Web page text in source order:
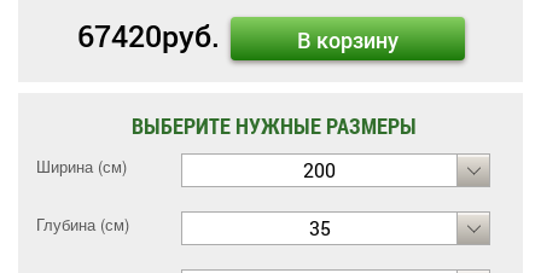
67420руб. В корзину
ВЫБЕРИТЕ НУЖНЫЕ РАЗМЕРЫ
Ширина (см) 200
Глубина (см) 35